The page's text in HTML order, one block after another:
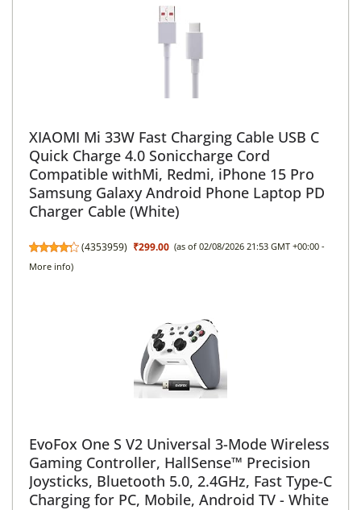
XIAOMI Mi 33W Fast Charging Cable USB C
Quick Charge 4.0 Soniccharge Cord
Compatible withMi, Redmi, iPhone 15 Pro
Samsung Galaxy Android Phone Laptop PD
Charger Cable (White)
(4353959) ₹299.00 (as of 02/08/2026 21:53 GMT +00:00 -
More info)
EvoFox One S V2 Universal 3-Mode Wireless
Gaming Controller, HallSense™ Precision
Joysticks, Bluetooth 5.0, 2.4GHz, Fast Type-C
Charging for PC, Mobile, Android TV - White